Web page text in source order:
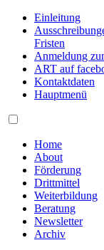
Einleitung
Fristen
Anmeldung
ART auf
Kontaktdaten
Hauptmenü
Home
About
Förderung
Drittmittel
Weiterbildung
Beratung
Newsletter
Archiv